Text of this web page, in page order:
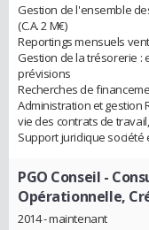
Gestion de l'ensemble
(C.A. 2 M€)
Reportings mensuels
Gestion de la trésorerie :
prévisions
Recherches de
Administration et gestion
vie des contrats de travail,
Support juridique société
PGO Conseil -
Opérationnelle,
2014 - maintenant